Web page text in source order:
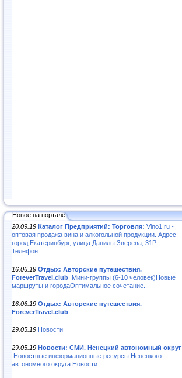
Новое на портале
20.09.19 Каталог Предприятий: Торговля: Vino1.ru -
оптовая продажа вина и алкогольной продукции. Адрес:
город Екатеринбург, улица Данилы Зверева, 31Р
Телефон:..
16.06.19 Отдых: Авторские путешествия.
ForeverTravel.club .Мини-группы (6-10 человек)Новые
маршруты и городаОптимальное сочетание..
16.06.19 Отдых: Авторские путешествия.
ForeverTravel.club
29.05.19 Новости
29.05.19 Новости: СМИ. Ненецкий автономный округ
.Новостные информационные ресурсы Ненецкого
автономного округа Новости:..